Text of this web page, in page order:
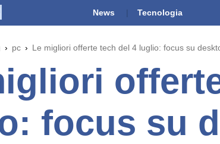
News Tecnologia
pc Le migliori offerte tech del 4 luglio: focus su
focus su